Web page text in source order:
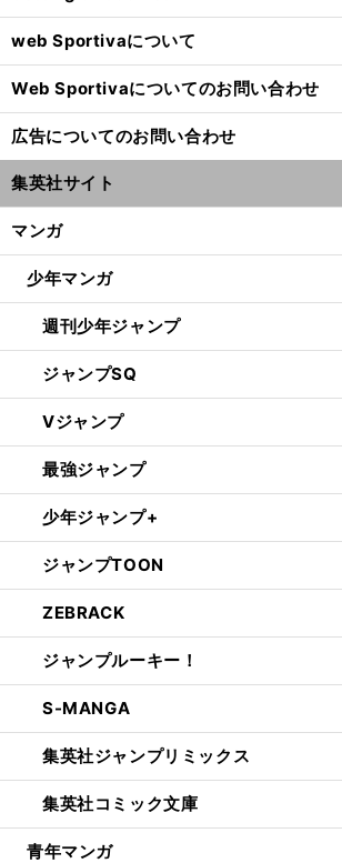
web Sportivaについて
Web Sportivaについてのお問い合わせ
広告についてのお問い合わせ
集英社サイト
マンガ
少年マンガ
週刊少年ジャンプ
ジャンプSQ
Vジャンプ
最強ジャンプ
少年ジャンプ+
ジャンプTOON
ZEBRACK
ジャンプルーキー！
S-MANGA
集英社ジャンプリミックス
集英社コミック文庫
青年マンガ